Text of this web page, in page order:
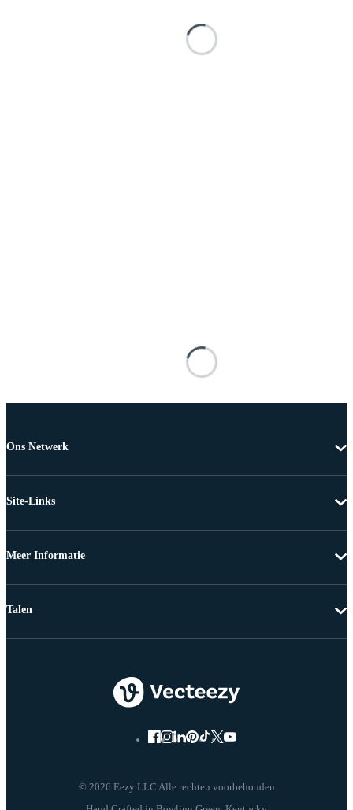
Ons Netwerk
Site-Links
Meer Informatie
© 2026 Eezy LLC Alle rechten voorbehouden
Talen